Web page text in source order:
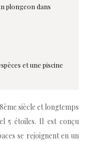
plongeon dans
et une piscine
siècle et longtemps
5 étoiles. Il est conçu
se rejoignent en un